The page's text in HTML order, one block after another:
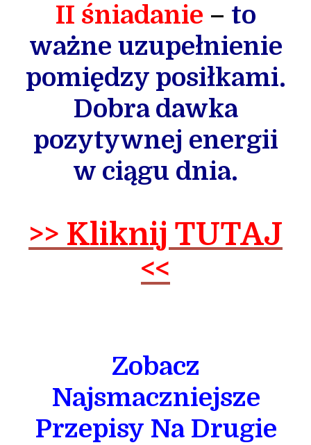
II śniadanie – to
ważne uzupełnienie
pomiędzy posiłkami.
Dobra dawka
pozytywnej energii
w ciągu dnia.
>> Kliknij TUTAJ
<<
Zobacz
Najsmaczniejsze
Przepisy Na Drugie